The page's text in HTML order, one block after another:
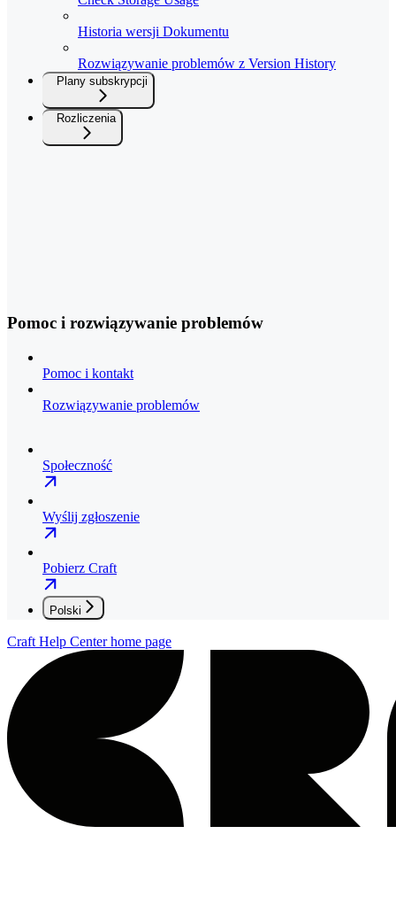
Historia wersji Dokumentu
Rozwiązywanie problemów z Version History
Plany subskrypcji
Rozliczenia
Pomoc i rozwiązywanie problemów
Pomoc i kontakt
Rozwiązywanie problemów
Społeczność
Wyślij zgłoszenie
Pobierz Craft
Polski
Craft Help Centerhome page